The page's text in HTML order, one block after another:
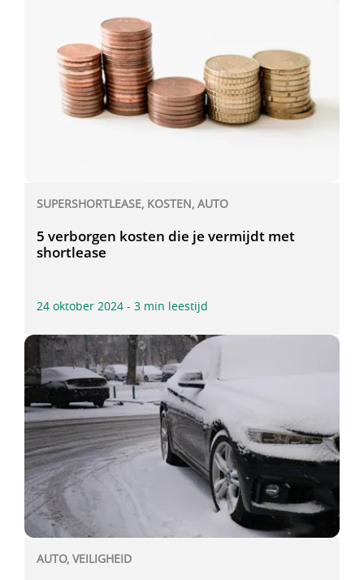
SUPERSHORTLEASE, KOSTEN, AUTO
5 verborgen kosten die je vermijdt met
shortlease
24 oktober 2024 - 3 min leestijd
AUTO, VEILIGHEID